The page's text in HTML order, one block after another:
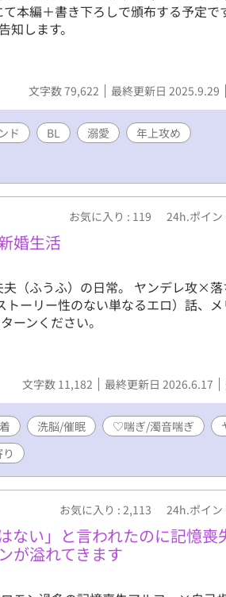
て本編＋書き下ろしで頒布する予定で
知します。
文字数 79,622 最終更新日 2025.9.29
ド BL 溺愛
年上攻め
お気に入り : 119 24h.ポイン
婚生活
夫（ふうふ）の日常。 ヤンデレ攻×
ーリー性のない単なるエロ）話、
ーンください。
文字数 11,182 最終更新日 2026.6.17
洗脳/催眠 ♡喘ぎ/濁音喘ぎ
お気に入り : 2,113 24h.ポイン
ない」と言われたのに記憶喪
が溢れてきます